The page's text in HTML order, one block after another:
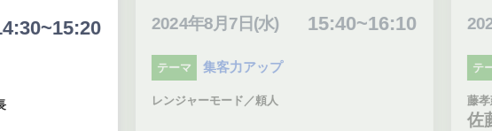
2024年8月7日(水) 15:40~16:10
テーマ 集客力アップ
レンジャーモード／頼人
テ
藤
佐